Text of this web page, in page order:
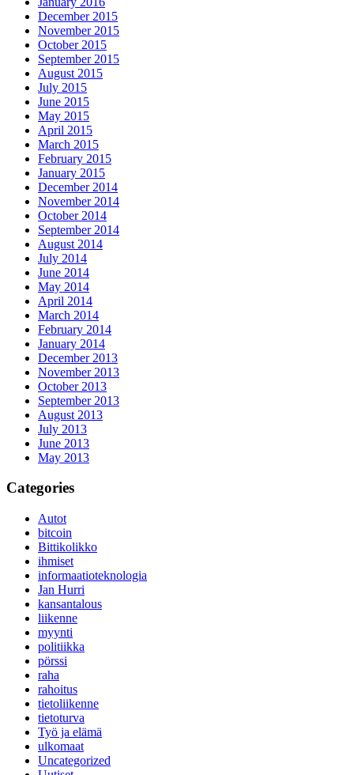
December 2015
November 2015
October 2015
September 2015
August 2015
July 2015
June 2015
May 2015
April 2015
March 2015
February 2015
January 2015
December 2014
November 2014
October 2014
September 2014
August 2014
July 2014
June 2014
May 2014
April 2014
March 2014
February 2014
January 2014
December 2013
November 2013
October 2013
September 2013
August 2013
July 2013
June 2013
May 2013
Categories
Autot
bitcoin
Bittikolikko
ihmiset
informaatioteknologia
Jan Hurri
kansantalous
liikenne
myynti
politiikka
pörssi
raha
rahoitus
tietoliikenne
tietoturva
Työ ja elämä
ulkomaat
Uncategorized